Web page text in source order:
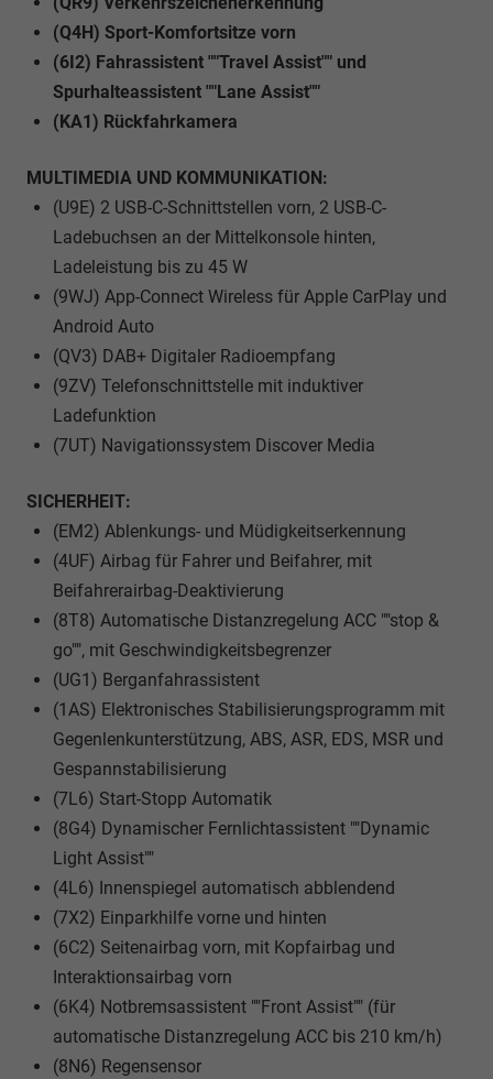
(Q4H) Sport-Komfortsitze vorn
(6I2) Fahrassistent ""Travel Assist"" und
Spurhalteassistent ""Lane Assist""
(KA1) Rückfahrkamera
MULTIMEDIA UND KOMMUNIKATION:
(U9E) 2 USB-C-Schnittstellen vorn, 2 USB-C-
Ladebuchsen an der Mittelkonsole hinten,
Ladeleistung bis zu 45 W
(9WJ) App-Connect Wireless für Apple CarPlay und
Android Auto
(QV3) DAB+ Digitaler Radioempfang
(9ZV) Telefonschnittstelle mit induktiver
Ladefunktion
(7UT) Navigationssystem Discover Media
SICHERHEIT:
(EM2) Ablenkungs- und Müdigkeitserkennung
(4UF) Airbag für Fahrer und Beifahrer, mit
Beifahrerairbag-Deaktivierung
(8T8) Automatische Distanzregelung ACC ""stop &
go"", mit Geschwindigkeitsbegrenzer
(UG1) Berganfahrassistent
(1AS) Elektronisches Stabilisierungsprogramm mit
Gegenlenkunterstützung, ABS, ASR, EDS, MSR und
Gespannstabilisierung
(7L6) Start-Stopp Automatik
(8G4) Dynamischer Fernlichtassistent ""Dynamic
Light Assist""
(4L6) Innenspiegel automatisch abblendend
(7X2) Einparkhilfe vorne und hinten
(6C2) Seitenairbag vorn, mit Kopfairbag und
Interaktionsairbag vorn
(6K4) Notbremsassistent ""Front Assist"" (für
automatische Distanzregelung ACC bis 210 km/h)
(8N6) Regensensor